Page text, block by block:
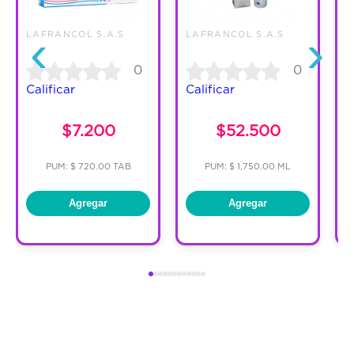
‹
LAFRANCOL S.A.S
0
Calificar
$7.200
PUM: $ 720.00 TAB
Agregar
LAFRANCOL S.A.S
0
Calificar
$52.500
PUM: $ 1,750.00 ML
Agregar
›